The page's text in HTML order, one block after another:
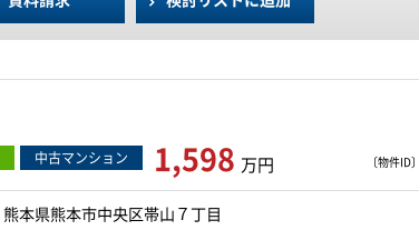
〔物件ID
中古マンション 1,598 万円
熊本県熊本市中央区帯山７丁目